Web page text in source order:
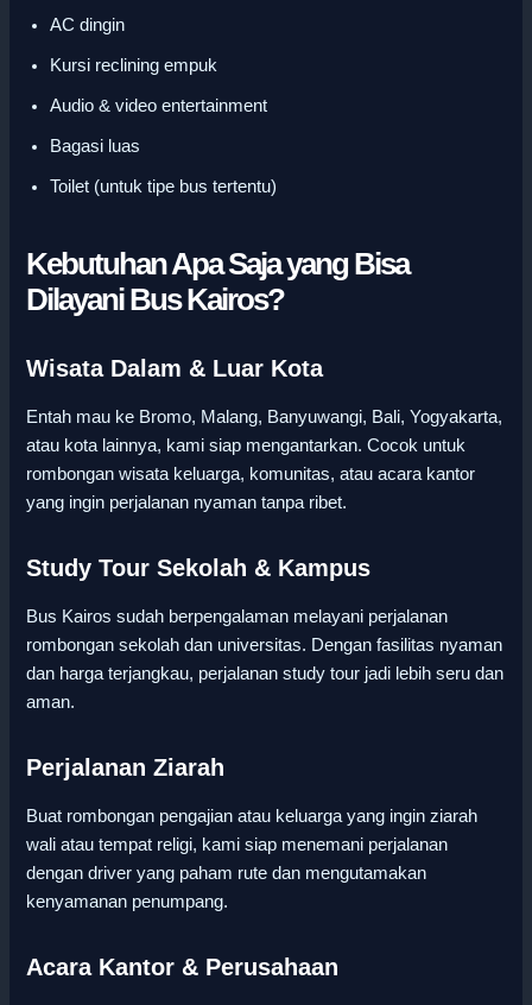
AC dingin
Kursi reclining empuk
Audio & video entertainment
Bagasi luas
Toilet (untuk tipe bus tertentu)
Kebutuhan Apa Saja yang Bisa
Dilayani Bus Kairos?
Wisata Dalam & Luar Kota
Entah mau ke Bromo, Malang, Banyuwangi, Bali, Yogyakarta,
atau kota lainnya, kami siap mengantarkan. Cocok untuk
rombongan wisata keluarga, komunitas, atau acara kantor
yang ingin perjalanan nyaman tanpa ribet.
Study Tour Sekolah & Kampus
Bus Kairos sudah berpengalaman melayani perjalanan
rombongan sekolah dan universitas. Dengan fasilitas nyaman
dan harga terjangkau, perjalanan study tour jadi lebih seru dan
aman.
Perjalanan Ziarah
Buat rombongan pengajian atau keluarga yang ingin ziarah
wali atau tempat religi, kami siap menemani perjalanan
dengan driver yang paham rute dan mengutamakan
kenyamanan penumpang.
Acara Kantor & Perusahaan